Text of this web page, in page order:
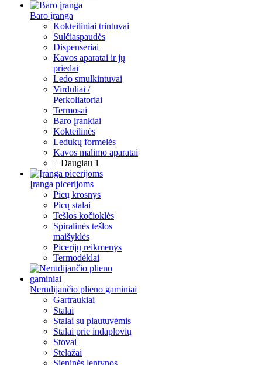
Baro įranga
Kokteiliniai trintuvai
Sulčiaspaudės
Dispenseriai
Kavos aparatai ir jų
priedai
Ledo smulkintuvai
Virduliai /
Perkoliatoriai
Termosai
Baro įrankiai
Kokteilinės
Ledukų formelės
Kavos malimo aparatai
+ Daugiau 1
Įranga picerijoms
Picų krosnys
Picų stalai
Tešlos kočioklės
Spiralinės tešlos
maišyklės
Picerijų reikmenys
Termodėklai
Nerūdijančio plieno gaminiai
Gartraukiai
Stalai
Stalai su plautuvėmis
Stalai prie indaplovių
Stovai
Stelažai
Sieninės lentynos